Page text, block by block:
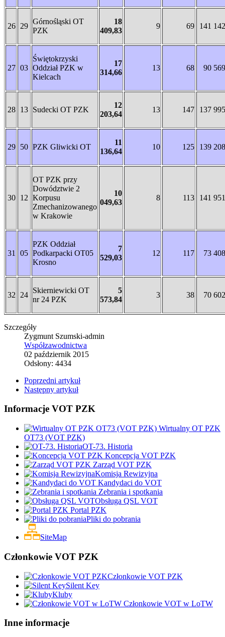
26 29
Górnośląski OT
PZK
18
409,83
9 69 141 142
27 03
Świętokrzyski
Oddział PZK w
Kielcach
17
314,66
13 68 90 569
28 13 Sudecki OT PZK
12
203,64
13 147 137 995
29 50 PZK Gliwicki OT
11
136,64
10 125 139 208
30 12
OT PZK przy
Dowództwie 2
Korpusu
Zmechanizowanego
w Krakowie
10
049,63
8 113 141 951
31 05
PZK Oddział
Podkarpacki OT05
Krosno
7
529,03
12 117 73 408
32 24
Skierniewicki OT
nr 24 PZK
5
573,84
3 38 70 602
Szczegóły
Zygmunt Szumski-admin
Współzawodnictwa
02 październik 2015
Odsłony: 4434
Poprzedni artykuł
Następny artykuł
Informacje VOT PZK
Wirtualny OT PZK
OT73 (VOT PZK)
OT-73. Historia
Koncepcja VOT PZK
Zarząd VOT PZK
Komisja Rewizyjna
Kandydaci do VOT
Zebrania i spotkania
Obsługa QSL VOT
Portal PZK
Pliki do pobrania
SiteMap
Członkowie VOT PZK
Członkowie VOT PZK
Silent Key
Kluby
Członkowie VOT w LoTW
Inne informacje